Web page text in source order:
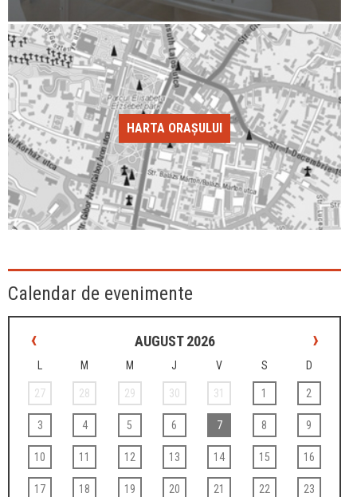
HARTA ORAȘULUI
Calendar de evenimente
‹ AUGUST 2026 ›
L M M J V S D
27 28 29 30 31 1 2
3 4 5 6 7 8 9
10 11 12 13 14 15 16
17 18 19 20 21 22 23